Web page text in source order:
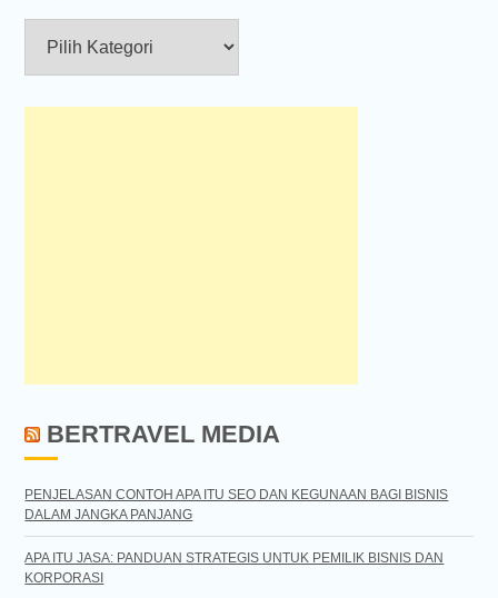
Informasi
Disini
BERTRAVEL MEDIA
PENJELASAN CONTOH APA ITU SEO DAN KEGUNAAN BAGI BISNIS
DALAM JANGKA PANJANG
APA ITU JASA: PANDUAN STRATEGIS UNTUK PEMILIK BISNIS DAN
KORPORASI